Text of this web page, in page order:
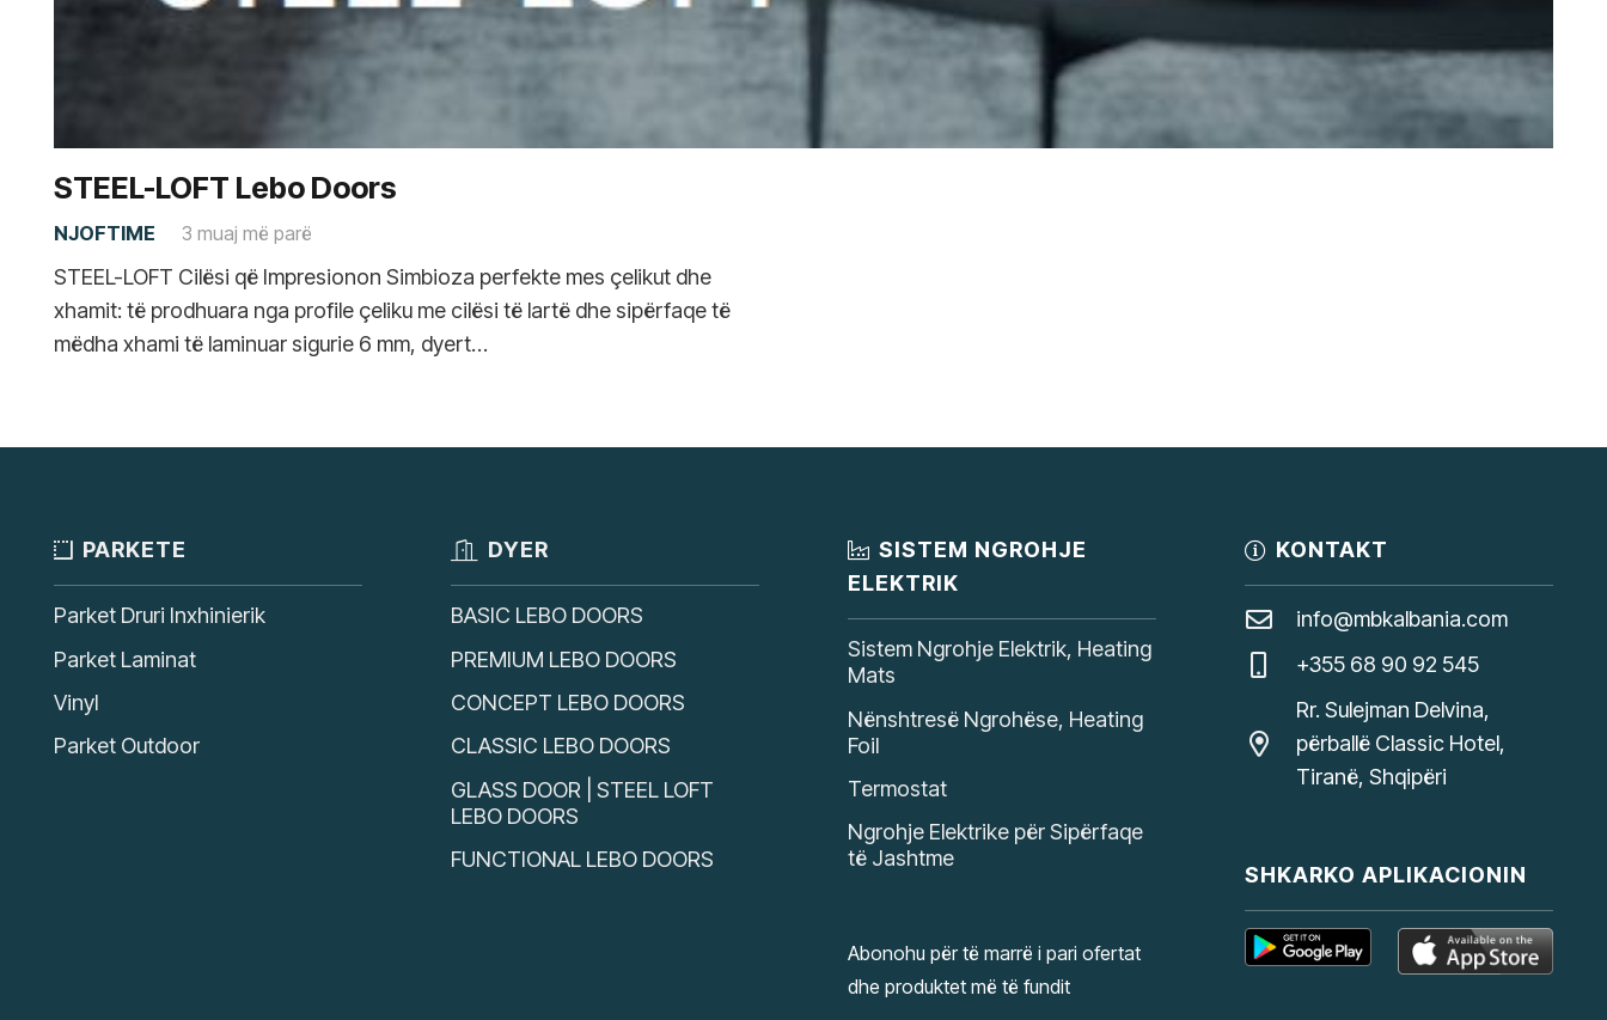
STEEL-LOFT Lebo Doors
NJOFTIME 3 muaj më parë
STEEL-LOFT Cilësi që Impresionon Simbioza perfekte mes çelikut dhe
xhamit: të prodhuara nga profile çeliku me cilësi të lartë dhe sipërfaqe të
mëdha xhami të laminuar sigurie 6 mm, dyert…
PARKETE
Parket Druri Inxhinierik
Parket Laminat
Vinyl
Parket Outdoor
DYER
BASIC LEBO DOORS
PREMIUM LEBO DOORS
CONCEPT LEBO DOORS
CLASSIC LEBO DOORS
GLASS DOOR | STEEL LOFT
LEBO DOORS
FUNCTIONAL LEBO DOORS
SISTEM NGROHJE
ELEKTRIK
Sistem Ngrohje Elektrik, Heating
Mats
Nënshtresë Ngrohëse, Heating
Foil
Termostat
Ngrohje Elektrike për Sipërfaqe
të Jashtme
Abonohu për të marrë i pari ofertat
dhe produktet më të fundit
KONTAKT
info@mbkalbania.com
+355 68 90 92 545
Rr. Sulejman Delvina,
përballë Classic Hotel,
Tiranë, Shqipëri
SHKARKO APLIKACIONIN